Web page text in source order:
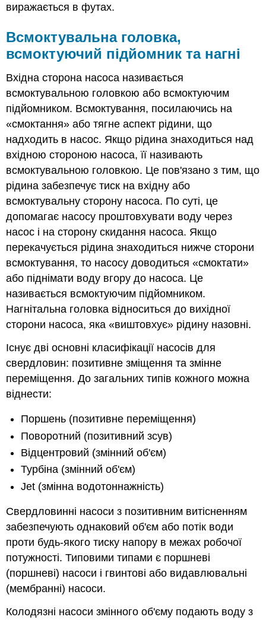
виражається в футах.
Всмоктувальна головка,
всмоктуючий підйомник та нагні
Вхідна сторона насоса називається
всмоктувальною головкою або всмоктуючим
підйомником. Всмоктування, посилаючись на
«смоктання» або тягне аспект рідини, що
надходить в насос. Якщо рідина знаходиться над
вхідною стороною насоса, її називають
всмоктувальною головкою. Це пов'язано з тим, що
рідина забезпечує тиск на вхідну або
всмоктувальну сторону насоса. По суті, це
допомагає насосу проштовхувати воду через
насос і на сторону скидання насоса. Якщо
перекачується рідина знаходиться нижче сторони
всмоктування, то насосу доводиться «смоктати»
або піднімати воду вгору до насоса. Це
називається всмоктуючим підйомником.
Нагнітальна головка відноситься до вихідної
сторони насоса, яка «виштовхує» рідину назовні.
Існує дві основні класифікації насосів для
свердловин: позитивне зміщення та змінне
переміщення. До загальних типів кожного можна
віднести:
Поршень (позитивне переміщення)
Поворотний (позитивний зсув)
Відцентровий (змінний об'єм)
Турбіна (змінний об'єм)
Jet (змінна водотоннажність)
Свердловинні насоси з позитивним витісненням
забезпечують однаковий об'єм або потік води
проти будь-якого тиску напору в межах робочої
потужності. Типовими типами є поршневі
(поршневі) насоси і гвинтові або видавлювальні
(мембранні) насоси.
Колодязні насоси змінного об'єму подають воду з